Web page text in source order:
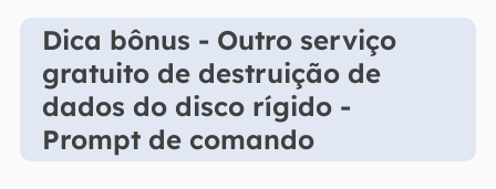
Dica bônus - Outro serviço
gratuito de destruição de
dados do disco rígido -
Prompt de comando